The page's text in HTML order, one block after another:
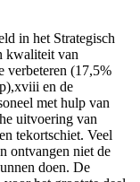
in het Strategisch
kwaliteit van
verbeteren (17,5%
en de
met hulp van
uitvoering van
tekortschiet. Veel
ontvangen niet de
doen. De